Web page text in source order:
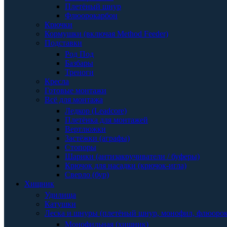
Плетёный шнур
Флюорокарбон
Крючки
Кормушки (включая Method Feeder)
Подставки
Род Под
Базбары
Треноги
Кресла
Готовые монтажи
Всё для монтажа
Ледкор (Leadcore)
Плетёнка для монтажей
Вертлюжки
Застёжки (аграфы)
Стопоры
Шарики (антизакручиватели / буферы)
Крючок для насадки (крючок-игла)
Сверло (бур)
Хищник
Удилища
Катушки
Леска и шнуры (плетёный шнур, монофил,
Монофильная (хищник)